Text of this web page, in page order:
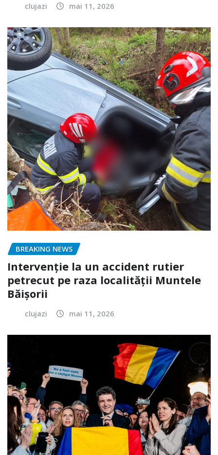
clujazi mai 11, 2026
BREAKING NEWS
Intervenție la un accident rutier
petrecut pe raza localității Muntele
Băișorii
clujazi mai 11, 2026